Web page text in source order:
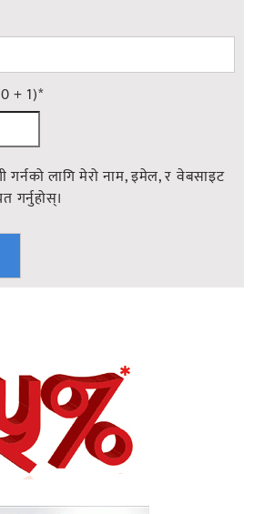
+ 1)*
गर्नको लागि मेरो नाम, इमेल, र वेबसाइट
गर्नुहोस्।